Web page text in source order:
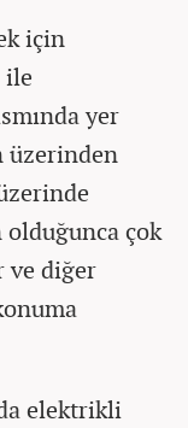
için
ile
yer
üzerinden
çok
ve diğer
elektrikli